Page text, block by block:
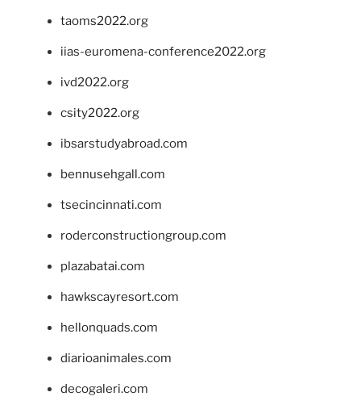
taoms2022.org
iias-euromena-conference2022.org
ivd2022.org
csity2022.org
ibsarstudyabroad.com
bennusehgall.com
tsecincinnati.com
roderconstructiongroup.com
plazabatai.com
hawkscayresort.com
hellonquads.com
diarioanimales.com
decogaleri.com